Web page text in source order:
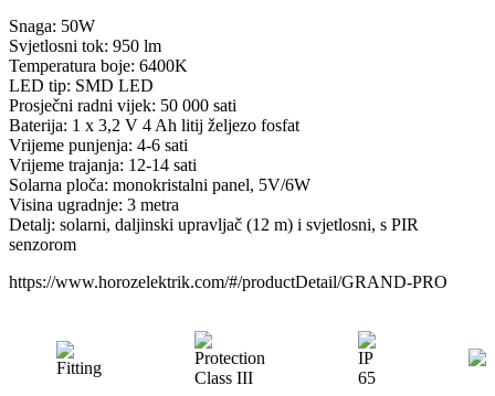
Snaga: 50W
Svjetlosni tok: 950 lm
Temperatura boje: 6400K
LED tip: SMD LED
Prosječni radni vijek: 50 000 sati
Baterija: 1 x 3,2 V 4 Ah litij željezo fosfat
Vrijeme punjenja: 4-6 sati
Vrijeme trajanja: 12-14 sati
Solarna ploča: monokristalni panel, 5V/6W
Visina ugradnje: 3 metra
Detalj: solarni, daljinski upravljač (12 m) i svjetlosni, s PIR
senzorom
https://www.horozelektrik.com/#/productDetail/GRAND-PRO